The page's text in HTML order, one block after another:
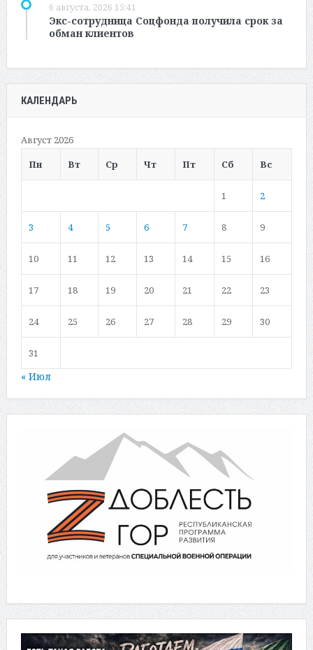
6 августа, 2026 15:41
Экс-сотрудница Соцфонда получила срок за
обман клиентов
КАЛЕНДАРЬ
Август 2026
Пн
Вт Ср Чт Пт Сб Вс
1 2
3 4 5 6 7 8 9
10 11 12 13 14 15 16
17 18 19 20 21 22 23
24 25 26 27 28 29 30
31
« Июл